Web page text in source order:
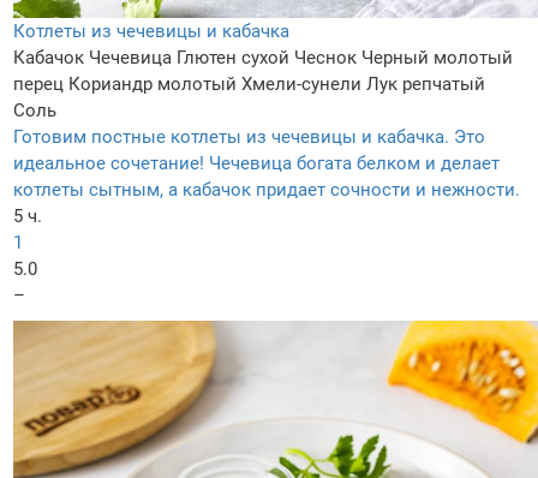
Котлеты из чечевицы и кабачка
Кабачок Чечевица Глютен сухой Чеснок Черный молотый
перец Кориандр молотый Хмели-сунели Лук репчатый
Соль
Готовим постные котлеты из чечевицы и кабачка. Это
идеальное сочетание! Чечевица богата белком и делает
котлеты сытным, а кабачок придает сочности и нежности.
5 ч.
1
5.0
–